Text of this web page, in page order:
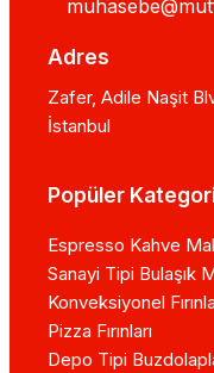
Adres
Zafer, Adile Naşit
İstanbul
Popüler
Espresso Kahve
Sanayi Tipi Bulaşık
Konveksiyonel
Pizza Fırınları
Depo Tipi